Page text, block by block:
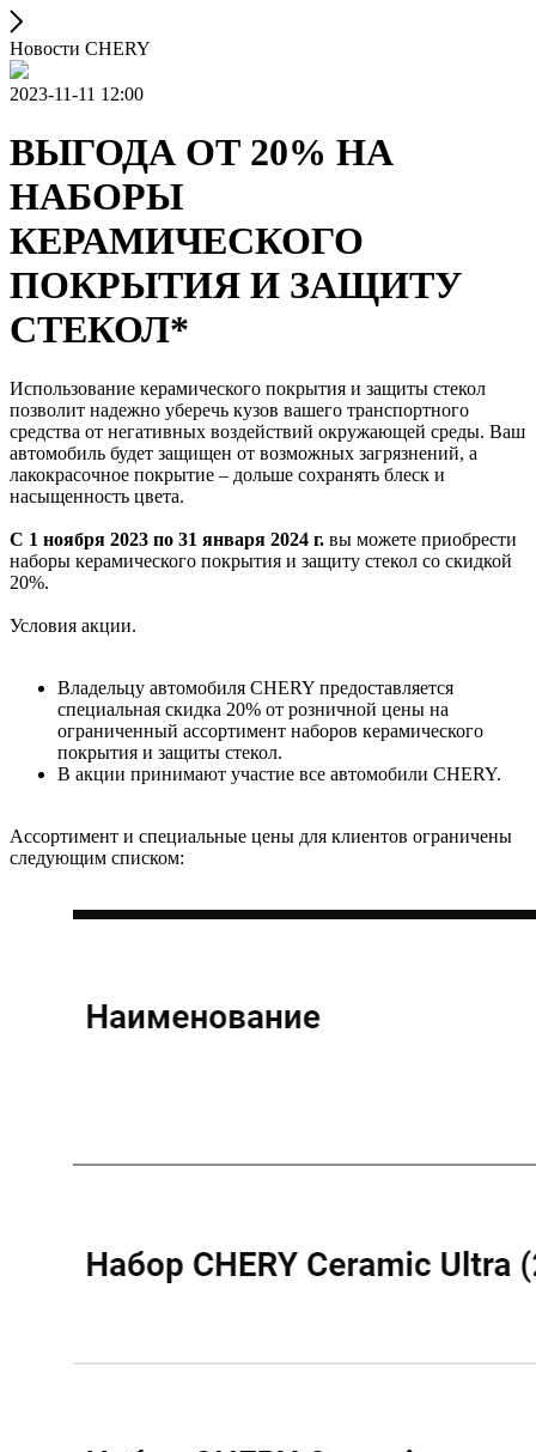
Новости CHERY
2023-11-11 12:00
ВЫГОДА ОТ 20% НА
НАБОРЫ
КЕРАМИЧЕСКОГО
ПОКРЫТИЯ И ЗАЩИТУ
СТЕКОЛ*
Использование керамического покрытия и защиты стекол
позволит надежно уберечь кузов вашего транспортного
средства от негативных воздействий окружающей среды. Ваш
автомобиль будет защищен от возможных загрязнений, а
лакокрасочное покрытие – дольше сохранять блеск и
насыщенность цвета.
С 1 ноября 2023 по 31 января 2024 г. вы можете приобрести
наборы керамического покрытия и защиту стекол со скидкой
20%.
Условия акции.
Владельцу автомобиля CHERY предоставляется
специальная скидка 20% от розничной цены на
ограниченный ассортимент наборов керамического
покрытия и защиты стекол.
В акции принимают участие все автомобили CHERY.
Ассортимент и специальные цены для клиентов ограничены
следующим списком: